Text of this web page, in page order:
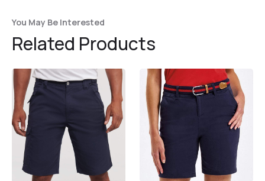
You May Be Interested
Related Products